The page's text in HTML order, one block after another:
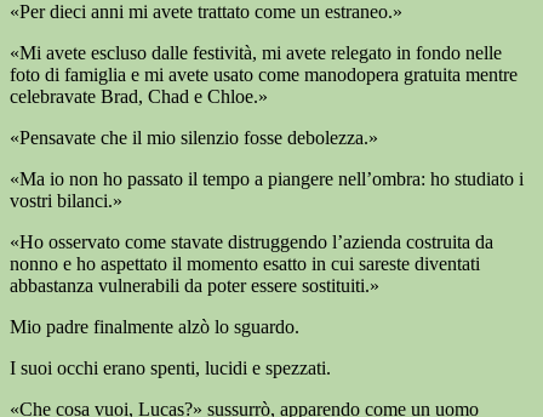
«Per dieci anni mi avete trattato come un estraneo.»
«Mi avete escluso dalle festività, mi avete relegato in fondo nelle
foto di famiglia e mi avete usato come manodopera gratuita mentre
celebravate Brad, Chad e Chloe.»
«Pensavate che il mio silenzio fosse debolezza.»
«Ma io non ho passato il tempo a piangere nell’ombra: ho studiato i
vostri bilanci.»
«Ho osservato come stavate distruggendo l’azienda costruita da
nonno e ho aspettato il momento esatto in cui sareste diventati
abbastanza vulnerabili da poter essere sostituiti.»
Mio padre finalmente alzò lo sguardo.
I suoi occhi erano spenti, lucidi e spezzati.
«Che cosa vuoi, Lucas?» sussurrò, apparendo come un uomo